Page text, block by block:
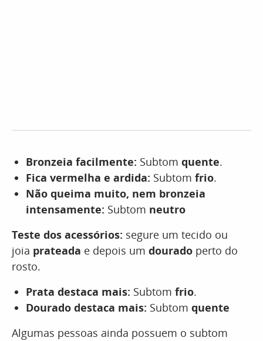
Bronzeia facilmente: Subtom quente.
Fica vermelha e ardida: Subtom frio.
Não queima muito, nem bronzeia
intensamente: Subtom neutro
Teste dos acessórios: segure um tecido ou
joia prateada e depois um dourado perto do
rosto.
Prata destaca mais: Subtom frio.
Dourado destaca mais: Subtom quente
Algumas pessoas ainda possuem o subtom